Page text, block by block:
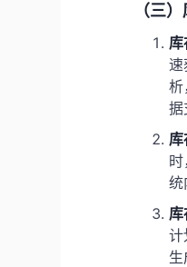
（三
速
析
据
统
计